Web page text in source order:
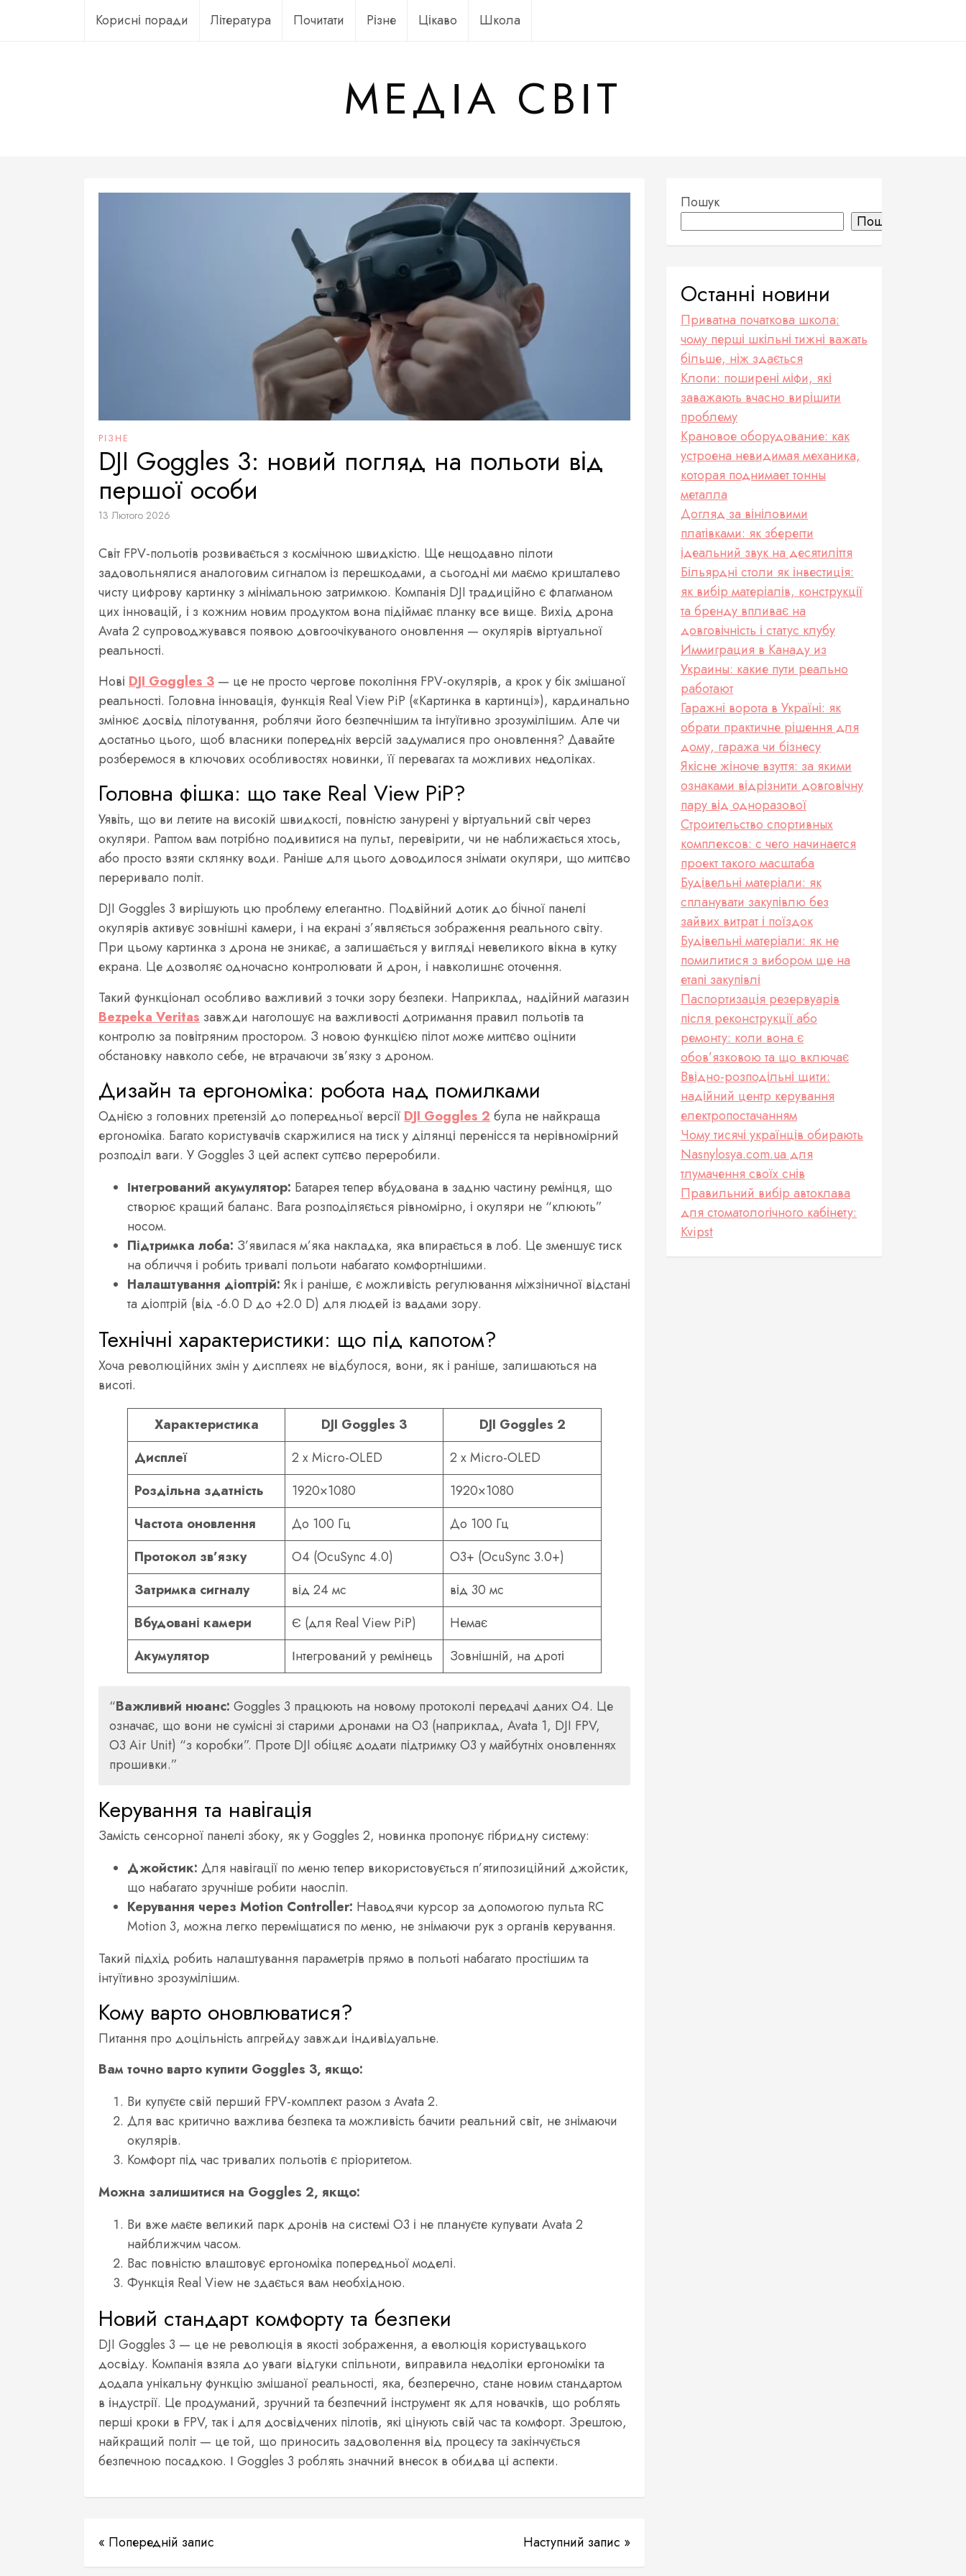
Корисні поради Література Почитати Різне Цікаво Школа
МЕДІА СВІТ
РІЗНЕ
DJI Goggles 3: новий погляд на польоти від
першої особи
13 Лютого 2026
Світ FPV-польотів розвивається з космічною швидкістю. Ще нещодавно пілоти
задовольнялися аналоговим сигналом із перешкодами, а сьогодні ми маємо кришталево
чисту цифрову картинку з мінімальною затримкою. Компанія DJI традиційно є флагманом
цих інновацій, і з кожним новим продуктом вона підіймає планку все вище. Вихід дрона
Avata 2 супроводжувався появою довгоочікуваного оновлення — окулярів віртуальної
реальності.
Нові DJI Goggles 3 — це не просто чергове покоління FPV-окулярів, а крок у бік змішаної
реальності. Головна інновація, функція Real View PiP («Картинка в картинці»), кардинально
змінює досвід пілотування, роблячи його безпечнішим та інтуїтивно зрозумілішим. Але чи
достатньо цього, щоб власники попередніх версій задумалися про оновлення? Давайте
розберемося в ключових особливостях новинки, її перевагах та можливих недоліках.
Головна фішка: що таке Real View PiP?
Уявіть, що ви летите на високій швидкості, повністю занурені у віртуальний світ через
окуляри. Раптом вам потрібно подивитися на пульт, перевірити, чи не наближається хтось,
або просто взяти склянку води. Раніше для цього доводилося знімати окуляри, що миттєво
переривало політ.
DJI Goggles 3 вирішують цю проблему елегантно. Подвійний дотик до бічної панелі
окулярів активує зовнішні камери, і на екрані з’являється зображення реального світу.
При цьому картинка з дрона не зникає, а залишається у вигляді невеликого вікна в кутку
екрана. Це дозволяє одночасно контролювати й дрон, і навколишнє оточення.
Такий функціонал особливо важливий з точки зору безпеки. Наприклад, надійний магазин
Bezpeka Veritas завжди наголошує на важливості дотримання правил польотів та
контролю за повітряним простором. З новою функцією пілот може миттєво оцінити
обстановку навколо себе, не втрачаючи зв’язку з дроном.
Дизайн та ергономіка: робота над помилками
Однією з головних претензій до попередньої версії DJI Goggles 2 була не найкраща
ергономіка. Багато користувачів скаржилися на тиск у ділянці перенісся та нерівномірний
розподіл ваги. У Goggles 3 цей аспект суттєво переробили.
Інтегрований акумулятор: Батарея тепер вбудована в задню частину ремінця, що
створює кращий баланс. Вага розподіляється рівномірно, і окуляри не “клюють”
носом.
Підтримка лоба: З’явилася м’яка накладка, яка впирається в лоб. Це зменшує тиск
на обличчя і робить тривалі польоти набагато комфортнішими.
Налаштування діоптрій: Як і раніше, є можливість регулювання міжзіничної відстані
та діоптрій (від -6.0 D до +2.0 D) для людей із вадами зору.
Технічні характеристики: що під капотом?
Хоча революційних змін у дисплеях не відбулося, вони, як і раніше, залишаються на
висоті.
Характеристика DJI Goggles 3
DJI Goggles 2
Дисплеї
2 x Micro-OLED
2 x Micro-OLED
Роздільна здатність
1920×1080
1920×1080
Частота оновлення
До 100 Гц
До 100 Гц
Протокол зв’язку
O4 (OcuSync 4.0)
O3+ (OcuSync 3.0+)
Затримка сигналу
від 24 мс
від 30 мс
Вбудовані камери
Є (для Real View PiP)
Немає
Акумулятор
Інтегрований у ремінець Зовнішній, на дроті
Важливий нюанс: Goggles 3 працюють на новому протоколі передачі даних O4. Це
означає, що вони не сумісні зі старими дронами на O3 (наприклад, Avata 1, DJI FPV,
O3 Air Unit) “з коробки”. Проте DJI обіцяє додати підтримку O3 у майбутніх оновленнях
прошивки.
Керування та навігація
Замість сенсорної панелі збоку, як у Goggles 2, новинка пропонує гібридну систему:
Джойстик: Для навігації по меню тепер використовується п’ятипозиційний джойстик,
що набагато зручніше робити наосліп.
Керування через Motion Controller: Наводячи курсор за допомогою пульта RC
Motion 3, можна легко переміщатися по меню, не знімаючи рук з органів керування.
Такий підхід робить налаштування параметрів прямо в польоті набагато простішим та
інтуїтивно зрозумілішим.
Кому варто оновлюватися?
Питання про доцільність апгрейду завжди індивідуальне.
Вам точно варто купити Goggles 3, якщо:
Ви купуєте свій перший FPV-комплект разом з Avata 2.
Для вас критично важлива безпека та можливість бачити реальний світ, не знімаючи
окулярів.
Комфорт під час тривалих польотів є пріоритетом.
Можна залишитися на Goggles 2, якщо:
Ви вже маєте великий парк дронів на системі O3 і не плануєте купувати Avata 2
найближчим часом.
Вас повністю влаштовує ергономіка попередньої моделі.
Функція Real View не здається вам необхідною.
Новий стандарт комфорту та безпеки
DJI Goggles 3 — це не революція в якості зображення, а еволюція користувацького
досвіду. Компанія взяла до уваги відгуки спільноти, виправила недоліки ергономіки та
додала унікальну функцію змішаної реальності, яка, безперечно, стане новим стандартом
в індустрії. Це продуманий, зручний та безпечний інструмент як для новачків, що роблять
перші кроки в FPV, так і для досвідчених пілотів, які цінують свій час та комфорт. Зрештою,
найкращий політ — це той, що приносить задоволення від процесу та закінчується
безпечною посадкою. І Goggles 3 роблять значний внесок в обидва ці аспекти.
« Попередній запис Наступний запис »
Пошук
Пошук
Останні новини
Приватна початкова школа:
чому перші шкільні тижні важать
більше, ніж здається
Клопи: поширені міфи, які
заважають вчасно вирішити
проблему
Крановое оборудование: как
устроена невидимая механика,
которая поднимает тонны
металла
Догляд за вініловими
платівками: як зберегти
ідеальний звук на десятиліття
Більярдні столи як інвестиція:
як вибір матеріалів, конструкції
та бренду впливає на
довговічність і статус клубу
Иммиграция в Канаду из
Украины: какие пути реально
работают
Гаражні ворота в Україні: як
обрати практичне рішення для
дому, гаража чи бізнесу
Якісне жіноче взуття: за якими
ознаками відрізнити довговічну
пару від одноразової
Строительство спортивных
комплексов: с чего начинается
проект такого масштаба
Будівельні матеріали: як
спланувати закупівлю без
зайвих витрат і поїздок
Будівельні матеріали: як не
помилитися з вибором ще на
етапі закупівлі
Паспортизація резервуарів
після реконструкції або
ремонту: коли вона є
обов’язковою та що включає
Ввідно-розподільні щити:
надійний центр керування
електропостачанням
Чому тисячі українців обирають
Nasnylosya.com.ua для
тлумачення своїх снів
Правильний вибір автоклава
для стоматологічного кабінету:
Kvipst